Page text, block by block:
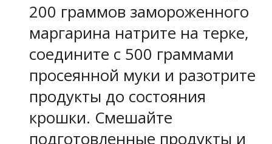
200 граммов замороженного
маргарина натрите на терке,
соедините с 500 граммами
просеянной муки и разотрите
продукты до состояния
крошки. Смешайте
подготовленные продукты и